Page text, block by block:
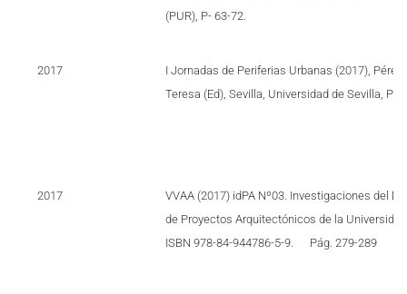
(PUR), P- 63-72.
2017
I Jornadas de Periferias Urbanas (2017), Pérez
Teresa (Ed), Sevilla, Universidad de Sevilla,
2017
VVAA (2017) idPA Nº03. Investigaciones del
de Proyectos Arquitectónicos de la
ISBN 978-84-944786-5-9. Pág. 279-289